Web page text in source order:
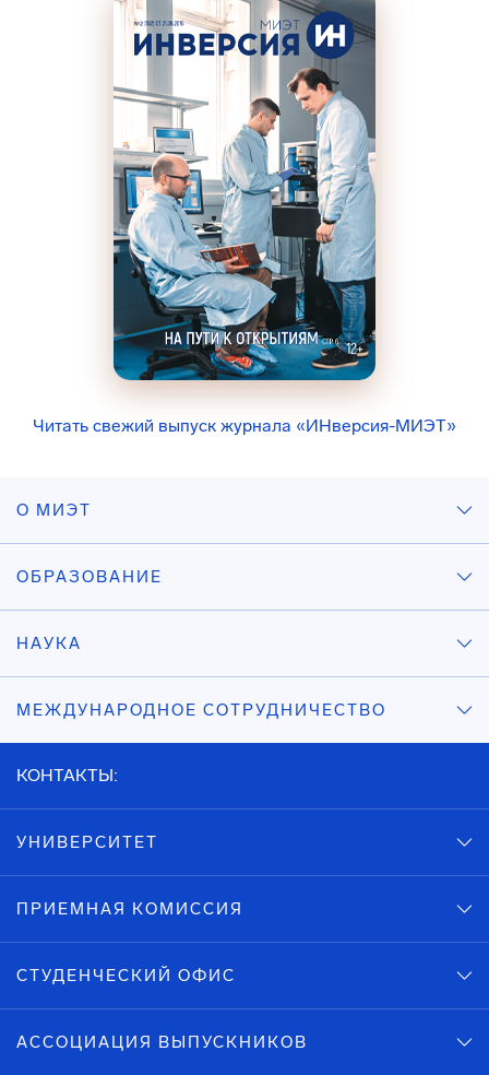
Читать свежий выпуск журнала «ИНверсия-МИЭТ»
О МИЭТ
ОБРАЗОВАНИЕ
НАУКА
МЕЖДУНАРОДНОЕ СОТРУДНИЧЕСТВО
КОНТАКТЫ:
УНИВЕРСИТЕТ
ПРИЕМНАЯ КОМИССИЯ
СТУДЕНЧЕСКИЙ ОФИС
АССОЦИАЦИЯ ВЫПУСКНИКОВ